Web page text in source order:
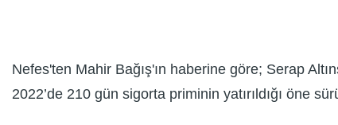
Nefes'ten Mahir Bağış'ın haberine göre; Serap
2022’de 210 gün sigorta priminin yatırıldığı öne